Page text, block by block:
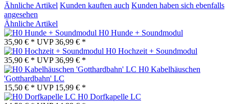
Ähnliche Artikel Kunden kauften auch Kunden haben sich ebenfalls
angesehen
Ähnliche Artikel
H0 Hunde + Soundmodul
35,90 € * UVP36,99 € *
H0 Hochzeit + Soundmodul
35,90 € * UVP36,99 € *
H0 Kabelhäuschen
'Gotthardbahn' LC
15,50 € * UVP 15,99 € *
H0 Dorfkapelle LC